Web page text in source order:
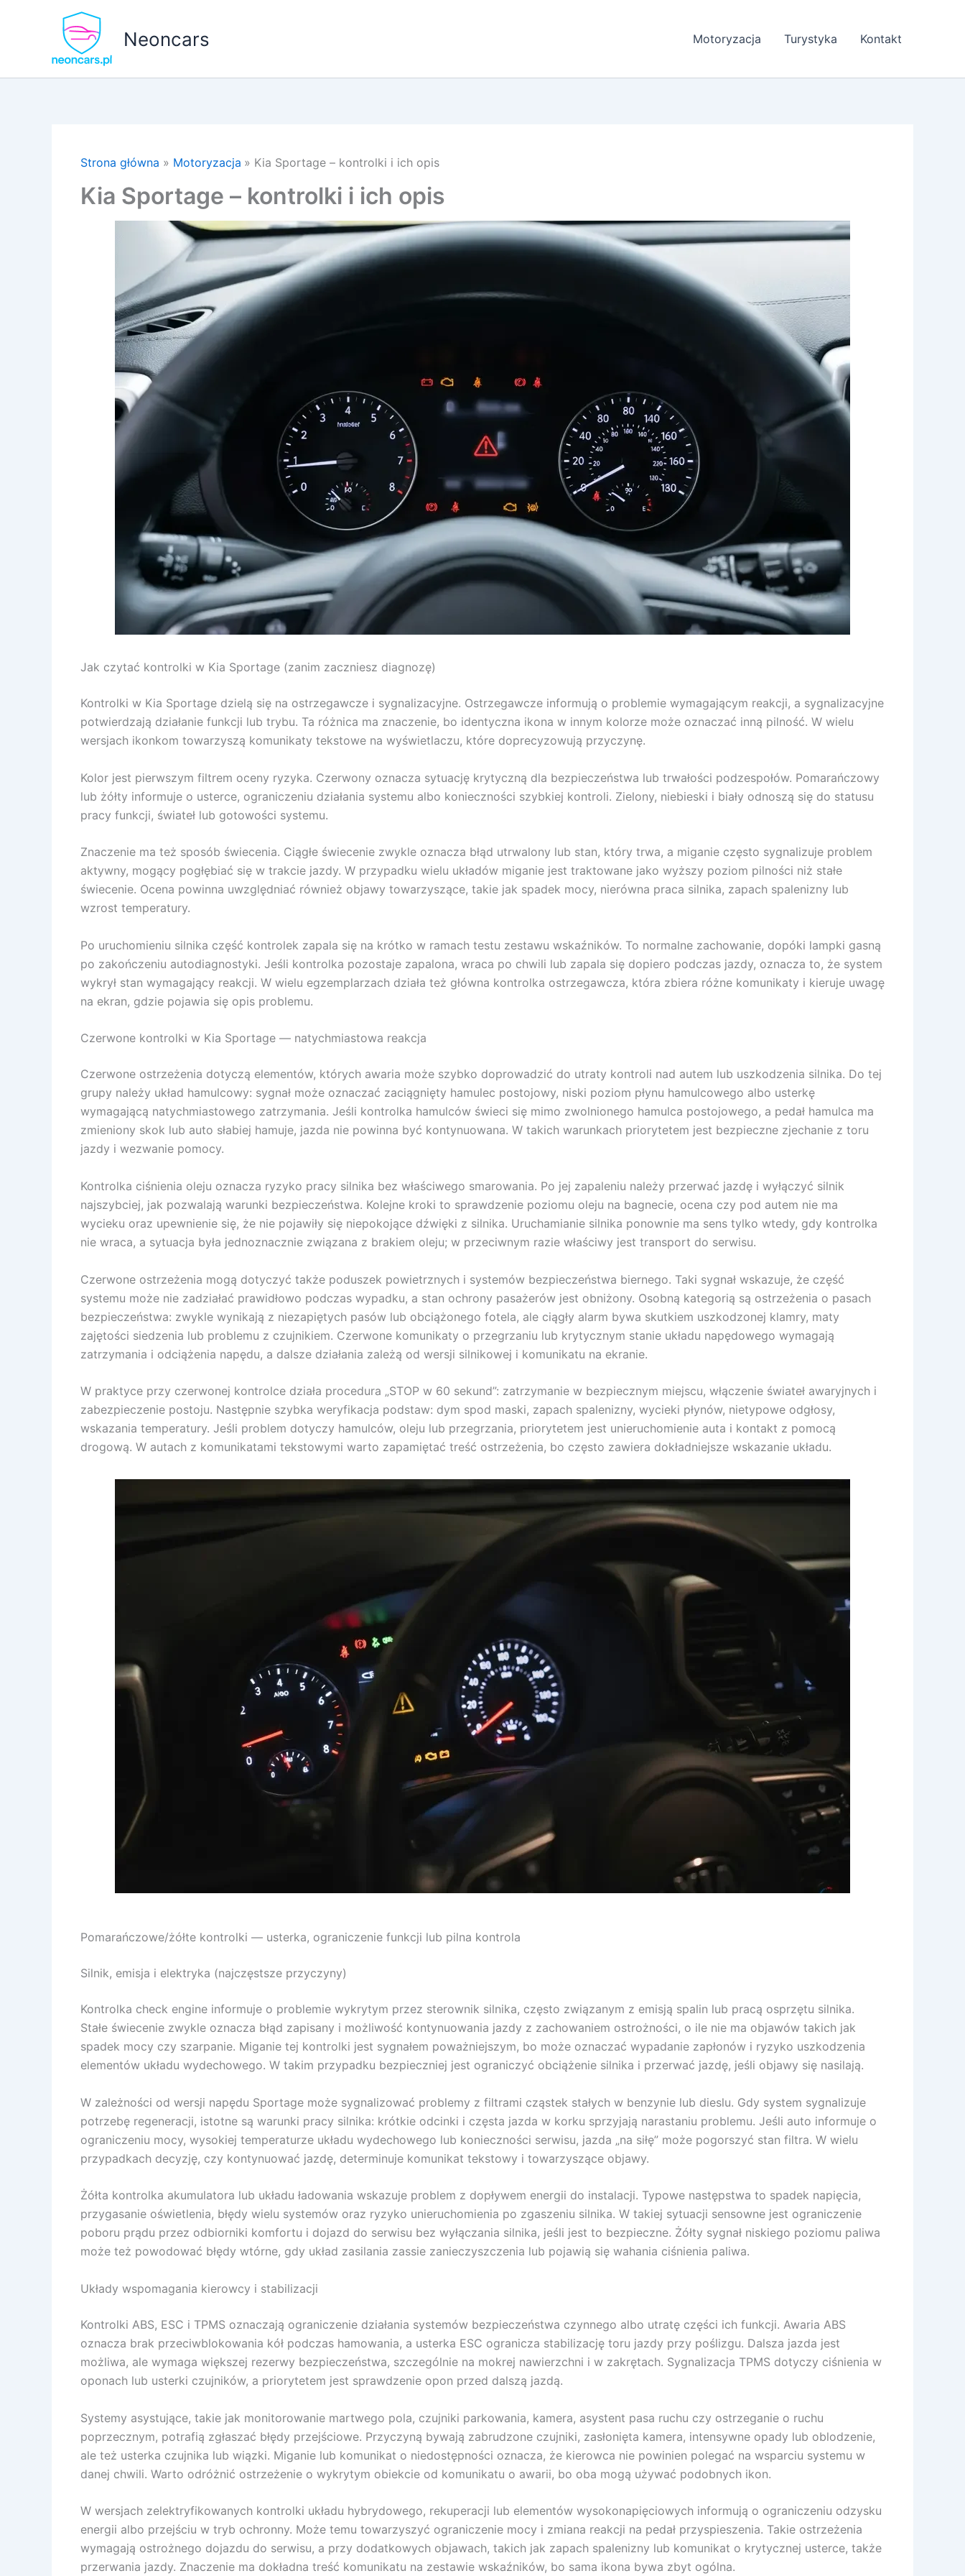
Neoncars Motoryzacja Turystyka Kontakt
Strona główna Motoryzacja Kia Sportage – kontrolki i ich opis
Kia Sportage – kontrolki i ich opis
Jak czytać kontrolki w Kia Sportage (zanim zaczniesz diagnozę)
Kontrolki w Kia Sportage dzielą się na ostrzegawcze i sygnalizacyjne. Ostrzegawcze informują o problemie wymagającym reakcji, a sygnalizacyjne
potwierdzają działanie funkcji lub trybu. Ta różnica ma znaczenie, bo identyczna ikona w innym kolorze może oznaczać inną pilność. W wielu
wersjach ikonkom towarzyszą komunikaty tekstowe na wyświetlaczu, które doprecyzowują przyczynę.
Kolor jest pierwszym filtrem oceny ryzyka. Czerwony oznacza sytuację krytyczną dla bezpieczeństwa lub trwałości podzespołów. Pomarańczowy
lub żółty informuje o usterce, ograniczeniu działania systemu albo konieczności szybkiej kontroli. Zielony, niebieski i biały odnoszą się do statusu
pracy funkcji, świateł lub gotowości systemu.
Znaczenie ma też sposób świecenia. Ciągłe świecenie zwykle oznacza błąd utrwalony lub stan, który trwa, a miganie często sygnalizuje problem
aktywny, mogący pogłębiać się w trakcie jazdy. W przypadku wielu układów miganie jest traktowane jako wyższy poziom pilności niż stałe
świecenie. Ocena powinna uwzględniać również objawy towarzyszące, takie jak spadek mocy, nierówna praca silnika, zapach spalenizny lub
wzrost temperatury.
Po uruchomieniu silnika część kontrolek zapala się na krótko w ramach testu zestawu wskaźników. To normalne zachowanie, dopóki lampki gasną
po zakończeniu autodiagnostyki. Jeśli kontrolka pozostaje zapalona, wraca po chwili lub zapala się dopiero podczas jazdy, oznacza to, że system
wykrył stan wymagający reakcji. W wielu egzemplarzach działa też główna kontrolka ostrzegawcza, która zbiera różne komunikaty i kieruje uwagę
na ekran, gdzie pojawia się opis problemu.
Czerwone kontrolki w Kia Sportage — natychmiastowa reakcja
Czerwone ostrzeżenia dotyczą elementów, których awaria może szybko doprowadzić do utraty kontroli nad autem lub uszkodzenia silnika. Do tej
grupy należy układ hamulcowy: sygnał może oznaczać zaciągnięty hamulec postojowy, niski poziom płynu hamulcowego albo usterkę
wymagającą natychmiastowego zatrzymania. Jeśli kontrolka hamulców świeci się mimo zwolnionego hamulca postojowego, a pedał hamulca ma
zmieniony skok lub auto słabiej hamuje, jazda nie powinna być kontynuowana. W takich warunkach priorytetem jest bezpieczne zjechanie z toru
jazdy i wezwanie pomocy.
Kontrolka ciśnienia oleju oznacza ryzyko pracy silnika bez właściwego smarowania. Po jej zapaleniu należy przerwać jazdę i wyłączyć silnik
najszybciej, jak pozwalają warunki bezpieczeństwa. Kolejne kroki to sprawdzenie poziomu oleju na bagnecie, ocena czy pod autem nie ma
wycieku oraz upewnienie się, że nie pojawiły się niepokojące dźwięki z silnika. Uruchamianie silnika ponownie ma sens tylko wtedy, gdy kontrolka
nie wraca, a sytuacja była jednoznacznie związana z brakiem oleju; w przeciwnym razie właściwy jest transport do serwisu.
Czerwone ostrzeżenia mogą dotyczyć także poduszek powietrznych i systemów bezpieczeństwa biernego. Taki sygnał wskazuje, że część
systemu może nie zadziałać prawidłowo podczas wypadku, a stan ochrony pasażerów jest obniżony. Osobną kategorią są ostrzeżenia o pasach
bezpieczeństwa: zwykle wynikają z niezapiętych pasów lub obciążonego fotela, ale ciągły alarm bywa skutkiem uszkodzonej klamry, maty
zajętości siedzenia lub problemu z czujnikiem. Czerwone komunikaty o przegrzaniu lub krytycznym stanie układu napędowego wymagają
zatrzymania i odciążenia napędu, a dalsze działania zależą od wersji silnikowej i komunikatu na ekranie.
W praktyce przy czerwonej kontrolce działa procedura „STOP w 60 sekund”: zatrzymanie w bezpiecznym miejscu, włączenie świateł awaryjnych i
zabezpieczenie postoju. Następnie szybka weryfikacja podstaw: dym spod maski, zapach spalenizny, wycieki płynów, nietypowe odgłosy,
wskazania temperatury. Jeśli problem dotyczy hamulców, oleju lub przegrzania, priorytetem jest unieruchomienie auta i kontakt z pomocą
drogową. W autach z komunikatami tekstowymi warto zapamiętać treść ostrzeżenia, bo często zawiera dokładniejsze wskazanie układu.
Pomarańczowe/żółte kontrolki — usterka, ograniczenie funkcji lub pilna kontrola
Silnik, emisja i elektryka (najczęstsze przyczyny)
Kontrolka check engine informuje o problemie wykrytym przez sterownik silnika, często związanym z emisją spalin lub pracą osprzętu silnika.
Stałe świecenie zwykle oznacza błąd zapisany i możliwość kontynuowania jazdy z zachowaniem ostrożności, o ile nie ma objawów takich jak
spadek mocy czy szarpanie. Miganie tej kontrolki jest sygnałem poważniejszym, bo może oznaczać wypadanie zapłonów i ryzyko uszkodzenia
elementów układu wydechowego. W takim przypadku bezpieczniej jest ograniczyć obciążenie silnika i przerwać jazdę, jeśli objawy się nasilają.
W zależności od wersji napędu Sportage może sygnalizować problemy z filtrami cząstek stałych w benzynie lub dieslu. Gdy system sygnalizuje
potrzebę regeneracji, istotne są warunki pracy silnika: krótkie odcinki i częsta jazda w korku sprzyjają narastaniu problemu. Jeśli auto informuje o
ograniczeniu mocy, wysokiej temperaturze układu wydechowego lub konieczności serwisu, jazda „na siłę” może pogorszyć stan filtra. W wielu
przypadkach decyzję, czy kontynuować jazdę, determinuje komunikat tekstowy i towarzyszące objawy.
Żółta kontrolka akumulatora lub układu ładowania wskazuje problem z dopływem energii do instalacji. Typowe następstwa to spadek napięcia,
przygasanie oświetlenia, błędy wielu systemów oraz ryzyko unieruchomienia po zgaszeniu silnika. W takiej sytuacji sensowne jest ograniczenie
poboru prądu przez odbiorniki komfortu i dojazd do serwisu bez wyłączania silnika, jeśli jest to bezpieczne. Żółty sygnał niskiego poziomu paliwa
może też powodować błędy wtórne, gdy układ zasilania zassie zanieczyszczenia lub pojawią się wahania ciśnienia paliwa.
Układy wspomagania kierowcy i stabilizacji
Kontrolki ABS, ESC i TPMS oznaczają ograniczenie działania systemów bezpieczeństwa czynnego albo utratę części ich funkcji. Awaria ABS
oznacza brak przeciwblokowania kół podczas hamowania, a usterka ESC ogranicza stabilizację toru jazdy przy poślizgu. Dalsza jazda jest
możliwa, ale wymaga większej rezerwy bezpieczeństwa, szczególnie na mokrej nawierzchni i w zakrętach. Sygnalizacja TPMS dotyczy ciśnienia w
oponach lub usterki czujników, a priorytetem jest sprawdzenie opon przed dalszą jazdą.
Systemy asystujące, takie jak monitorowanie martwego pola, czujniki parkowania, kamera, asystent pasa ruchu czy ostrzeganie o ruchu
poprzecznym, potrafią zgłaszać błędy przejściowe. Przyczyną bywają zabrudzone czujniki, zasłonięta kamera, intensywne opady lub oblodzenie,
ale też usterka czujnika lub wiązki. Miganie lub komunikat o niedostępności oznacza, że kierowca nie powinien polegać na wsparciu systemu w
danej chwili. Warto odróżnić ostrzeżenie o wykrytym obiekcie od komunikatu o awarii, bo oba mogą używać podobnych ikon.
W wersjach zelektryfikowanych kontrolki układu hybrydowego, rekuperacji lub elementów wysokonapięciowych informują o ograniczeniu odzysku
energii albo przejściu w tryb ochronny. Może temu towarzyszyć ograniczenie mocy i zmiana reakcji na pedał przyspieszenia. Takie ostrzeżenia
wymagają ostrożnego dojazdu do serwisu, a przy dodatkowych objawach, takich jak zapach spalenizny lub komunikat o krytycznej usterce, także
przerwania jazdy. Znaczenie ma dokładna treść komunikatu na zestawie wskaźników, bo sama ikona bywa zbyt ogólna.